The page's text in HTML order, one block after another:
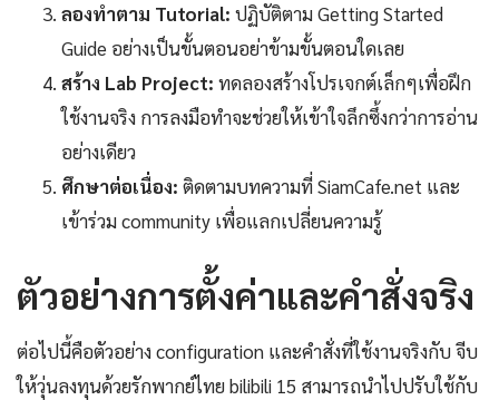
ลองทำตาม Tutorial: ปฏิบัติตาม Getting Started
Guide อย่างเป็นขั้นตอนอย่าข้ามขั้นตอนใดเลย
สร้าง Lab Project: ทดลองสร้างโปรเจกต์เล็กๆเพื่อฝึก
ใช้งานจริง การลงมือทำจะช่วยให้เข้าใจลึกซึ้งกว่าการอ่าน
อย่างเดียว
ศึกษาต่อเนื่อง: ติดตามบทความที่ SiamCafe.net และ
เข้าร่วม community เพื่อแลกเปลี่ยนความรู้
ตัวอย่างการตั้งค่าและคำสั่งจริง
ต่อไปนี้คือตัวอย่าง configuration และคำสั่งที่ใช้งานจริงกับ จีบ
ให้วุ่นลงทุนด้วยรักพากย์ไทย bilibili 15 สามารถนำไปปรับใช้กับ